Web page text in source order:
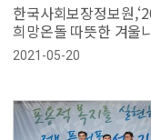
한국사회보장정보원
희망온돌 따뜻한 겨울
사업’우수기부 표창
2021-05-20